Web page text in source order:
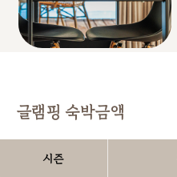
글램핑 숙박금액
시즌